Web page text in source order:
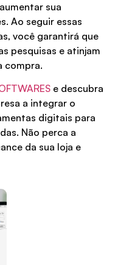
sua
Ao seguir essas
você garantirá que
pesquisas e atinjam
compra.
e descubra
a integrar o
digitais para
Não perca a
da sua loja e